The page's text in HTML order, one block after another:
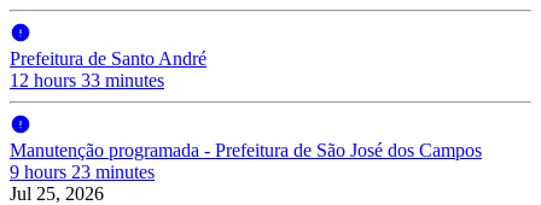
Prefeitura de Santo André
12 hours 33 minutes
Manutenção programada - Prefeitura de São José dos Campos
9 hours 23 minutes
Jul 25, 2026